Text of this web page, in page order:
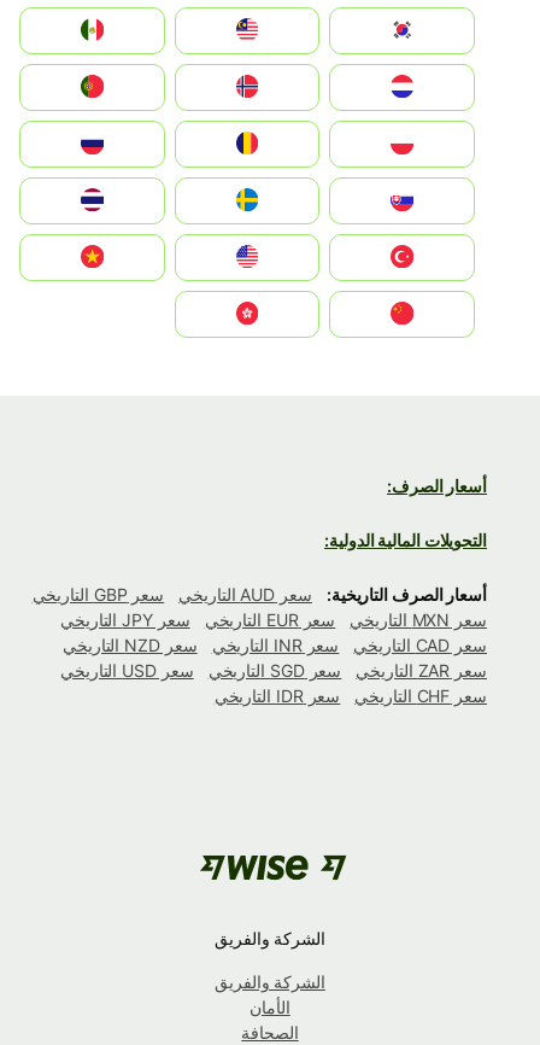
South Korea
Nederland
Portugal
România
Slovensko
United States
Vietnam
أسعار الصرف:
التحويلات المالية الدولية:
أسعار الصرف التاريخية: سعر AUD التاريخي
سعر GBP التاريخي
سعر MXN التاريخي
سعر EUR التاريخي
سعر JPY التاريخي
سعر CAD التاريخي
سعر INR التاريخي
سعر NZD التاريخي
سعر ZAR التاريخي
سعر SGD التاريخي
سعر USD التاريخي
سعر CHF التاريخي
سعر IDR التاريخي
الشركة والفريق
الشركة والفريق
الأمان
الصحافة